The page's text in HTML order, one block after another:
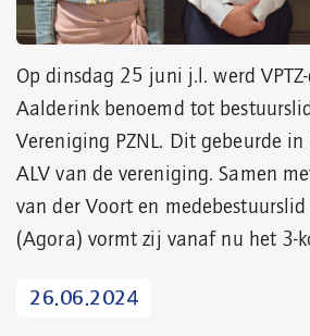
Op dinsdag 25 juni j.l. werd
Aalderink benoemd tot
Vereniging PZNL. Dit gebeurde
ALV van de vereniging. Samen
van der Voort en
(Agora) vormt zij vanaf nu het 3-
26.06.2024